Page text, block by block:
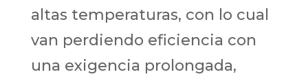
altas temperaturas, con lo cual
van perdiendo eficiencia con
una exigencia prolongada,